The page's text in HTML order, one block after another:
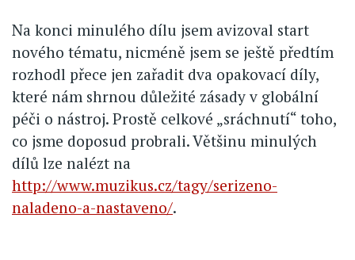
Na konci minulého dílu jsem avizoval start
nového tématu, nicméně jsem se ještě předtím
rozhodl přece jen zařadit dva opakovací díly,
které nám shrnou důležité zásady v globální
péči o nástroj. Prostě celkové „sráchnutí“ toho,
co jsme doposud probrali. Většinu minulých
dílů lze nalézt na
http://www.muzikus.cz/tagy/serizeno-
naladeno-a-nastaveno/.